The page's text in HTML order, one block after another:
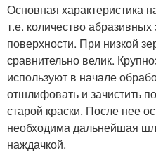
Основная характеристика
т.е. количество
поверхности. При низкой
сравнительно велик.
используют в начале
отшлифовать и зачистить
старой краски. После нее
необходима дальнейшая
наждачкой.